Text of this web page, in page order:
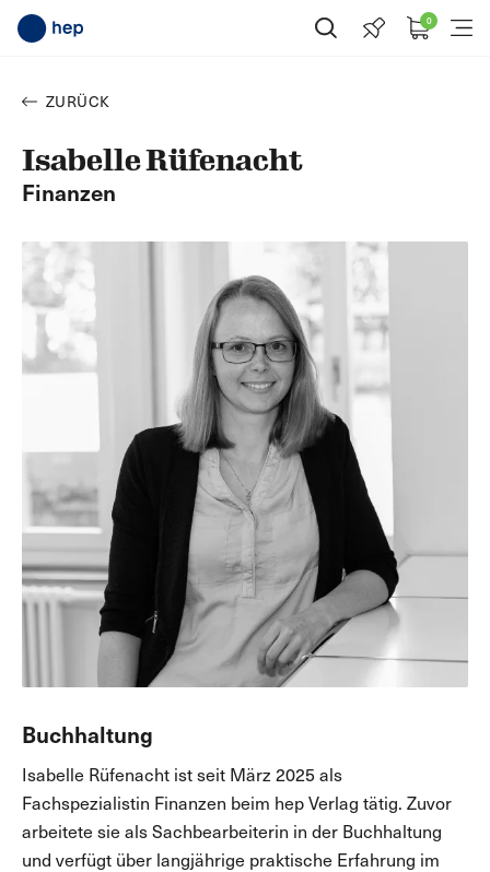
Suche öffnen 0
ZURÜCK
Isabelle Rüfenacht
Finanzen
Buchhaltung
Isabelle Rüfenacht ist seit März 2025 als
Fachspezialistin Finanzen beim hep Verlag tätig. Zuvor
arbeitete sie als Sachbearbeiterin in der Buchhaltung
und verfügt über langjährige praktische Erfahrung im